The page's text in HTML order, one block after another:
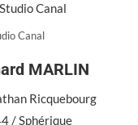
Canal
MARLIN
Ricquebourg
/ Sphérique